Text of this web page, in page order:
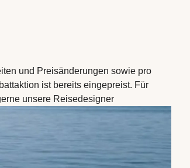
und Preisänderungen sowie pro
ist bereits eingepreist. Für
unsere Reisedesigner